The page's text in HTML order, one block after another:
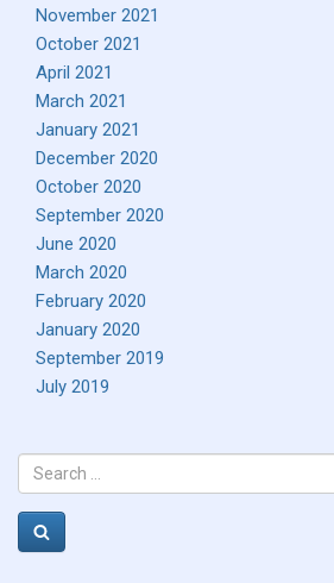
November 2021
October 2021
April 2021
March 2021
January 2021
December 2020
October 2020
September 2020
June 2020
March 2020
February 2020
January 2020
September 2019
July 2019
Search
for: